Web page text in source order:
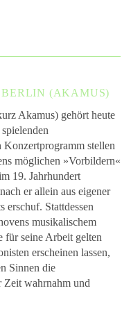
(AKAMUS)
Akamus) gehört heute
stellen
möglichen »Vorbildern«
19. Jahrhundert
er allein aus eigener
erschuf. Stattdessen
musikalischem
für seine Arbeit gelten
erscheinen lassen,
Sinnen die
Zeit wahrnahm und